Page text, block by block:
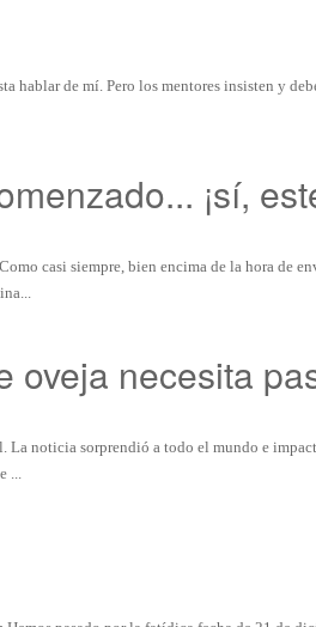
hablar de mí. Pero los mentores insisten y
¡sí,
Como casi siempre, bien encima de la hora de
oveja necesita
noticia sorprendió a todo el mundo e
...